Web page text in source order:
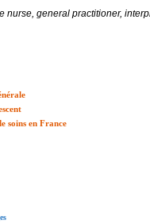
nurse, general practitioner,
soins en France